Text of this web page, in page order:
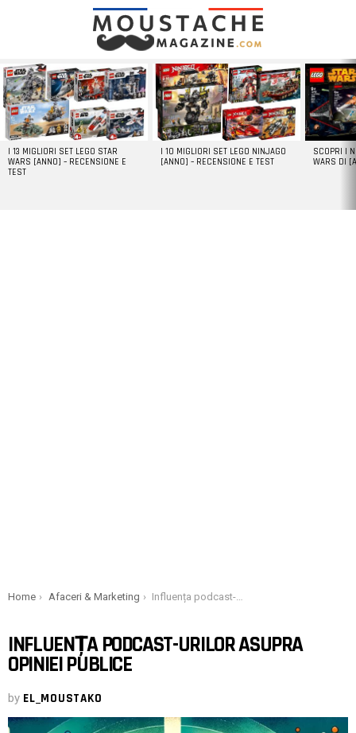
LATEST
STORIES
I 13 MIGLIORI SET LEGO STAR
WARS [ANNO] – RECENSIONE E
TEST
I 10 MIGLIORI SET LEGO NINJAGO
[ANNO] – RECENSIONE E TEST
SCOPRI I
WARS DI
You are here:
Home Afaceri & Marketing Influența podcast-urilor asupra opiniei publice
INFLUENȚA PODCAST-URILOR ASUPRA
OPINIEI PUBLICE
by EL_MOUSTAKO